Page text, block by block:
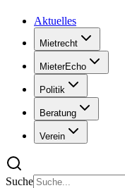
Aktuelles
Mietrecht
MieterEcho
Politik
Beratung
Verein
Suche